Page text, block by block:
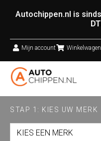
Autochippen.nl is
Mijn account Winkelwagen
STAP 1: KIES UW MERK
KIES EEN MERK